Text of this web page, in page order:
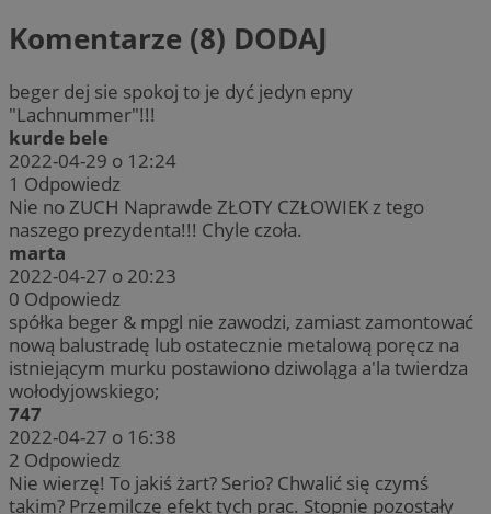
Komentarze (8) DODAJ
beger dej sie spokoj to je dyć jedyn epny
"Lachnummer"!!!
kurde bele
2022-04-29 o 12:24
1 Odpowiedz
Nie no ZUCH Naprawde ZŁOTY CZŁOWIEK z tego
naszego prezydenta!!! Chyle czoła.
marta
2022-04-27 o 20:23
0 Odpowiedz
spółka beger & mpgl nie zawodzi, zamiast zamontować
nową balustradę lub ostatecznie metalową poręcz na
istniejącym murku postawiono dziwoląga a'la twierdza
wołodyjowskiego;
747
2022-04-27 o 16:38
2 Odpowiedz
Nie wierzę! To jakiś żart? Serio? Chwalić się czymś
takim? Przemilczę efekt tych prac. Stopnie pozostały